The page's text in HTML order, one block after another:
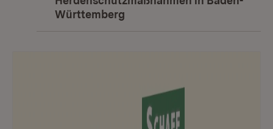
Württemberg